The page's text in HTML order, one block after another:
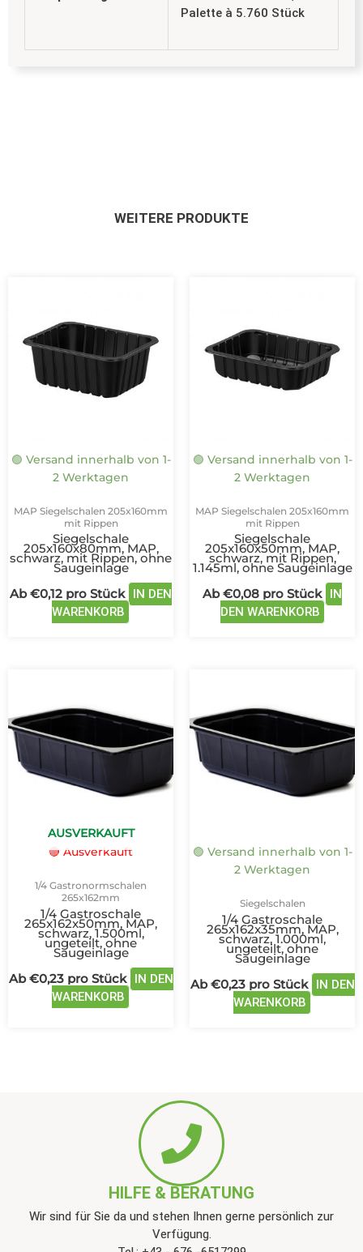
Palette à 5.760 Stück
WEITERE PRODUKTE
🟢 Versand innerhalb von 1-
2 Werktagen
MAP Siegelschalen 205x160mm
mit Rippen
Siegelschale
205x160x80mm, MAP,
schwarz, mit Rippen, ohne
Saugeinlage
Ab€0,12 pro Stück
IN DEN
WARENKORB
mehrere
Varianten
auf.
Die
der
werden
🟢 Versand innerhalb von 1-
2 Werktagen
MAP Siegelschalen 205x160mm
mit Rippen
Siegelschale
205x160x50mm, MAP,
schwarz, mit Rippen,
1.145ml, ohne Saugeinlage
Ab€0,08 pro Stück
IN
DEN WARENKORB
auf.
der
AUSVERKAUFT
🔴 Ausverkauft
1/4 Gastronormschalen
265x162mm
1/4 Gastroschale
265x162x50mm, MAP,
schwarz, 1.500ml,
ungeteilt, ohne
Saugeinlage
Ab€0,23pro Stück
IN DEN
WARENKORB
mehrere
Varianten
Die
auf
der
gewählt
werden
🟢 Versand innerhalb von 1-
2 Werktagen
Siegelschalen
1/4 Gastroschale
265x162x35mm, MAP,
schwarz, 1.000ml,
ungeteilt, ohne
Saugeinlage
Ab€0,23pro Stück
IN DEN
WARENKORB
mehrere
Die
der
HILFE & BERATUNG
Wir sind für Sie da und stehen Ihnen gerne persönlich zur
Verfügung.